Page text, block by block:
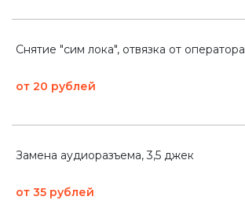
Снятие "сим лока", отвязка от оператора
от 20 рублей
Замена аудиоразъема, 3,5 джек
от 35 рублей